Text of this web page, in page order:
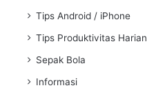
Tips Android / iPhone
Tips Produktivitas Harian
Sepak Bola
Informasi